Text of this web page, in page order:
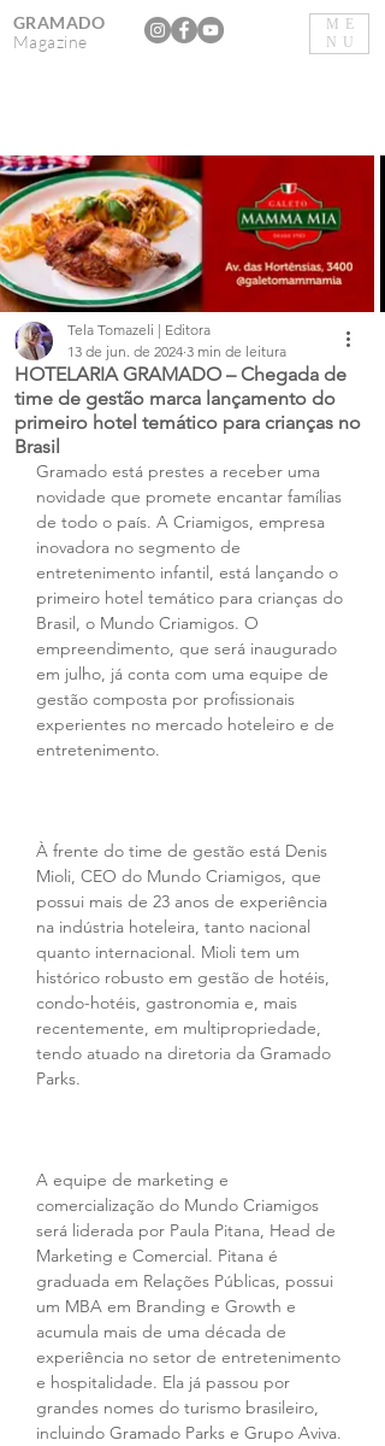
ME
NU
GRAMADO
Magazine
HOTELARIA GRAMADO – Chegada de
time de gestão marca lançamento do
primeiro hotel temático para crianças no
Brasil
Tela Tomazeli | Editora
13 de jun. de 2024 3 min de leitura
Gramado está prestes a receber uma
novidade que promete encantar famílias
de todo o país. A Criamigos, empresa
inovadora no segmento de
entretenimento infantil, está lançando o
primeiro hotel temático para crianças do
Brasil, o Mundo Criamigos. O
empreendimento, que será inaugurado
em julho, já conta com uma equipe de
gestão composta por profissionais
experientes no mercado hoteleiro e de
entretenimento.
À frente do time de gestão está Denis
Mioli, CEO do Mundo Criamigos, que
possui mais de 23 anos de experiência
na indústria hoteleira, tanto nacional
quanto internacional. Mioli tem um
histórico robusto em gestão de hotéis,
condo-hotéis, gastronomia e, mais
recentemente, em multipropriedade,
tendo atuado na diretoria da Gramado
Parks.
A equipe de marketing e
comercialização do Mundo Criamigos
será liderada por Paula Pitana, Head de
Marketing e Comercial. Pitana é
graduada em Relações Públicas, possui
um MBA em Branding e Growth e
acumula mais de uma década de
experiência no setor de entretenimento
e hospitalidade. Ela já passou por
grandes nomes do turismo brasileiro,
incluindo Gramado Parks e Grupo Aviva.